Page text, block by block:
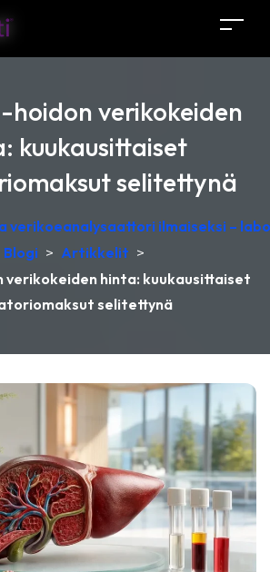
hoidon verikokeiden
kuukausittaiset
selitettynä
verikoeanalysaattori ilmaiseksi –
Blogi > Artikkelit >
verikokeiden hinta: kuukausittaiset
selitettynä